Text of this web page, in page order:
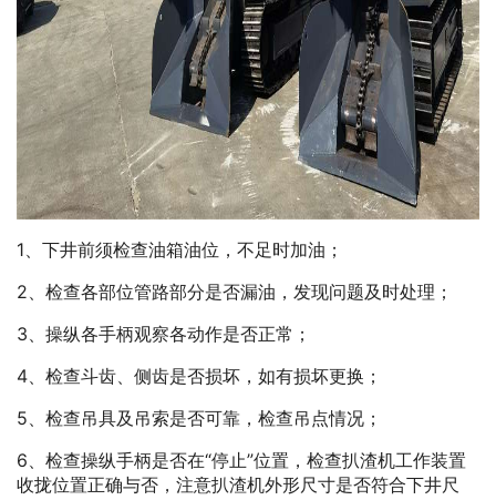
1、下井前须检查油箱油位，不足时加油；
2、检查各部位管路部分是否漏油，发现问题及时处理；
3、操纵各手柄观察各动作是否正常；
4、检查斗齿、侧齿是否损坏，如有损坏更换；
5、检查吊具及吊索是否可靠，检查吊点情况；
6、检查操纵手柄是否在“停止”位置，检查扒渣机工作装置
收拢位置正确与否，注意扒渣机外形尺寸是否符合下井尺